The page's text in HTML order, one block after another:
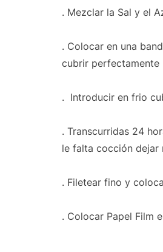
. Mezclar la Sal y el
. Colocar en una
cubrir perfectamente
. Introducir en frio
. Transcurridas 24
le falta cocción dejar
. Filetear fino y
. Colocar Papel Film